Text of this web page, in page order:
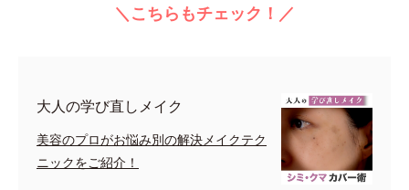
＼こちらもチェック！／
大人の学び直しメイク
美容のプロがお悩み別の解決メイクテク
ニックをご紹介！